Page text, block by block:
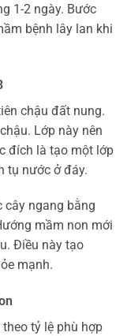
1-2 ngày. Bước
bệnh lây lan khi
chậu đất nung.
Lớp này nên
đích là tạo một lớp
tụ nước ở đáy.
cây ngang bằng
mầm non mới
Điều này tạo
mạnh.
tỷ lệ phù hợp